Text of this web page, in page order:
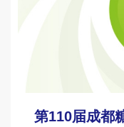
第110届成都